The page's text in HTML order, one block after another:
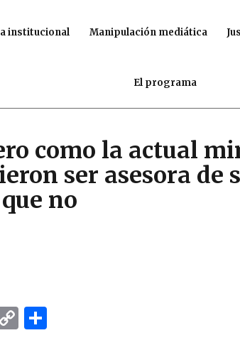
institucional Manipulación mediática
El programa
como la actual
ser asesora
no
C